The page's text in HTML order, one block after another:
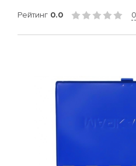
Рейтинг 0.0